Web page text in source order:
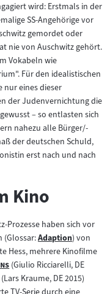
wird: Erstmals in der
SS-Angehörige vor
gemordet oder
nie von Auschwitz gehört.
Vokabeln wie
Für den idealistischen
nur eines dieser
der Judenvernichtung die
– so entlasten sich
nahezu alle Bürger/-
der deutschen Schuld,
erst nach und nach
Kino
Prozesse haben sich vor"
(Glossar:Zum
Inhalt:
Adaption) von
Hess, mehrere Kinofilme
"(Giulio Ricciarelli, DE
(Lars Kraume, DE 2015)